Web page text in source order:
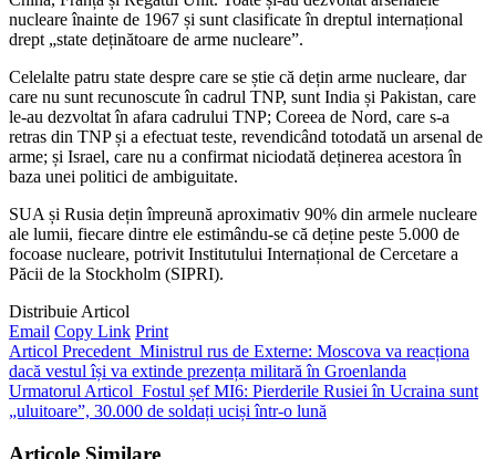
nucleare înainte de 1967 și sunt clasificate în dreptul internațional
drept „state deținătoare de arme nucleare”.
Celelalte patru state despre care se știe că dețin arme nucleare, dar
care nu sunt recunoscute în cadrul TNP, sunt India și Pakistan, care
le-au dezvoltat în afara cadrului TNP; Coreea de Nord, care s-a
retras din TNP și a efectuat teste, revendicând totodată un arsenal de
arme; și Israel, care nu a confirmat niciodată deținerea acestora în
baza unei politici de ambiguitate.
SUA și Rusia dețin împreună aproximativ 90% din armele nucleare
ale lumii, fiecare dintre ele estimându-se că deține peste 5.000 de
focoase nucleare, potrivit Institutului Internațional de Cercetare a
Păcii de la Stockholm (SIPRI).
Distribuie Articol
Email Copy Link Print
Articol Precedent Ministrul rus de Externe: Moscova va reacționa
dacă vestul își va extinde prezența militară în Groenlanda
Urmatorul Articol Fostul șef MI6: Pierderile Rusiei în Ucraina sunt
„uluitoare”, 30.000 de soldați uciși într-o lună
Articole Similare